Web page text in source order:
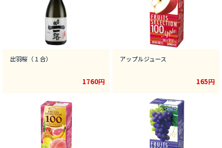
出羽桜（１合）
1760円
アップルジュース
165円